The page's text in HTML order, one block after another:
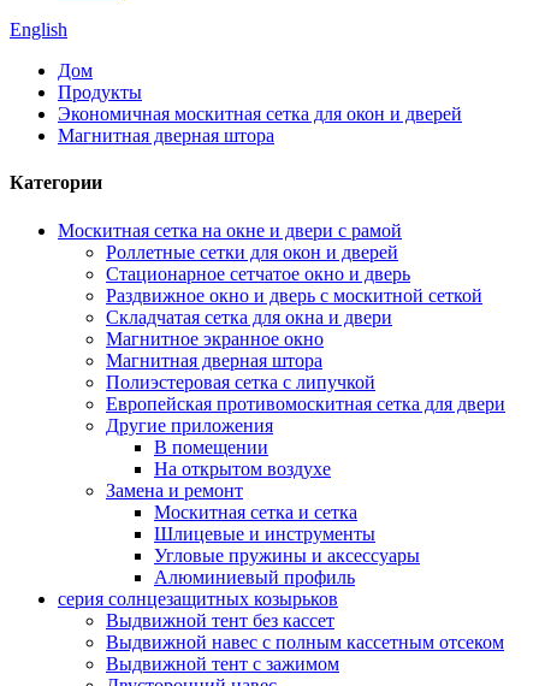
English
Дом
Продукты
Экономичная москитная сетка для окон и дверей
Магнитная дверная штора
Категории
Москитная сетка на окне и двери с рамой
Роллетные сетки для окон и дверей
Стационарное сетчатое окно и дверь
Раздвижное окно и дверь с москитной сеткой
Складчатая сетка для окна и двери
Магнитное экранное окно
Магнитная дверная штора
Полиэстеровая сетка с липучкой
Европейская противомоскитная сетка для двери
Другие приложения
В помещении
На открытом воздухе
Замена и ремонт
Москитная сетка и сетка
Шлицевые и инструменты
Угловые пружины и аксессуары
Алюминиевый профиль
серия солнцезащитных козырьков
Выдвижной тент без кассет
Выдвижной навес с полным кассетным отсеком
Выдвижной тент с зажимом